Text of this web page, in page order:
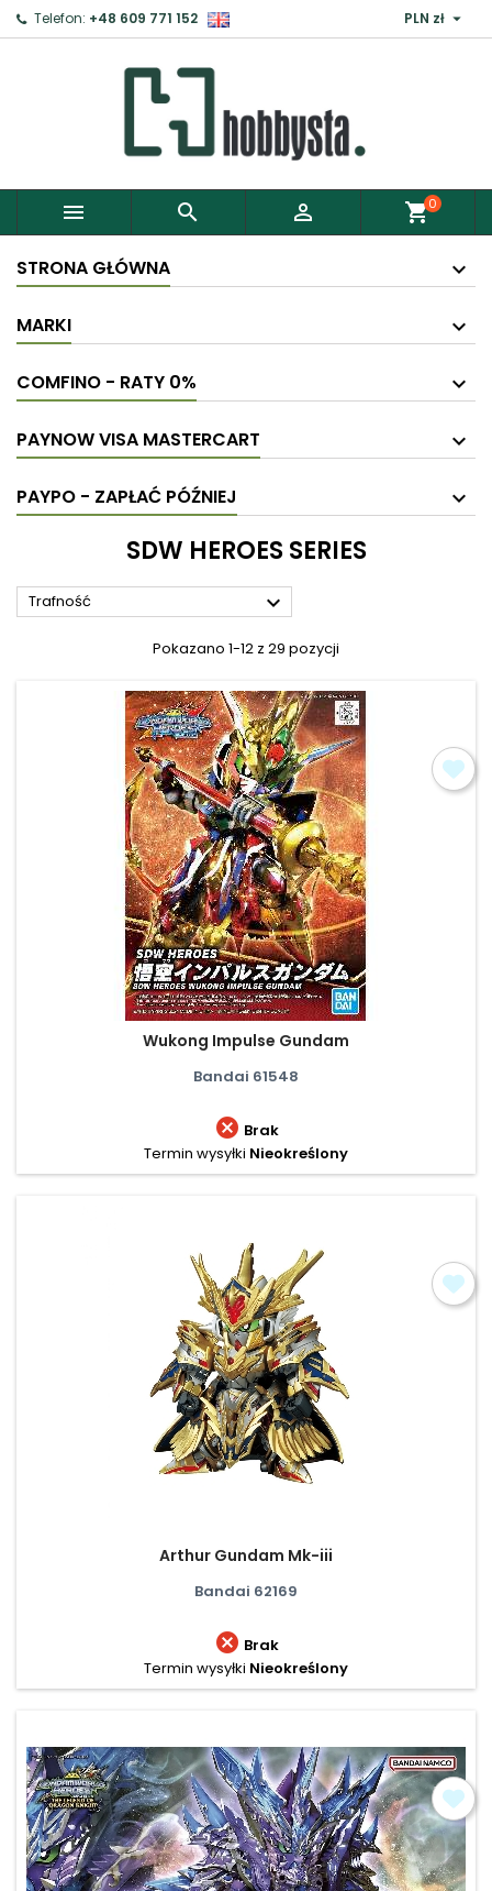
Telefon: +48 609 771 152 PLN zł 
   shopping_cart0
STRONA GŁÓWNA
MARKI
COMFINO - RATY 0%
PAYNOW VISA MASTERCART
PAYPO - ZAPŁAĆ PÓŹNIEJ
SDW HEROES SERIES
Trafność 
Pokazano 1-12 z 29 pozycji
Wukong Impulse Gundam
Bandai 61548
 Brak
Termin wysyłki Nieokreślony
Arthur Gundam Mk-iii
Bandai 62169
 Brak
Termin wysyłki Nieokreślony
Zaloguj ×
Aby zapisać produkty do Schowka, musisz się
Anuluj Zaloguj